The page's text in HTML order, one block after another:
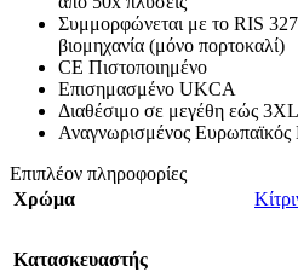
Συμμορφώνεται με το RIS
βιομηχανία (μόνο πορτοκαλί)
CE Πιστοποιημένο
Επισημασμένο UKCA
Διαθέσιμο σε μεγέθη εώς 3XL
Αναγνωρισμένος Ευρωπαϊκός
Επιπλέον πληροφορίες
Χρώμα
Κατασκευαστής